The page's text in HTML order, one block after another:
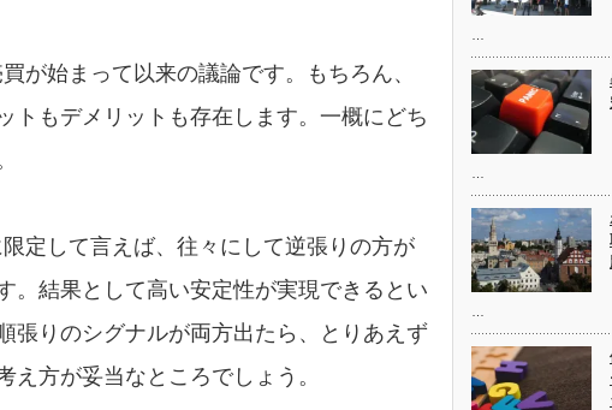
が始まって以来の議論です。もちろん、
トもデメリットも存在します。一概にどち
定して言えば、往々にして逆張りの方が
。結果として高い安定性が実現できるとい
張りのシグナルが両方出たら、とりあえず
方が妥当なところでしょう。